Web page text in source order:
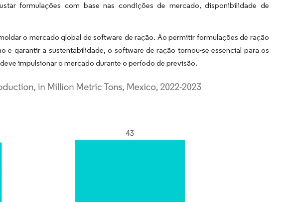
formulações com base nas condições de mercado, disponibilidade de
o mercado global de software de ração. Ao permitir formulações de ração
e garantir a sustentabilidade, o software de ração tornou-se essencial para os
impulsionar o mercado durante o período de previsão.